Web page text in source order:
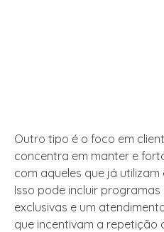
Outro tipo é o foco em
concentra em manter e
com aqueles que já
Isso pode incluir
exclusivas e um
que incentivam a repetição